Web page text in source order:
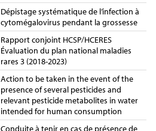
Dépistage systématique de l’infection à
cytomégalovirus pendant la grossesse
Rapport conjoint HCSP/HCERES
Évaluation du plan national maladies
rares 3 (2018-2023)
Action to be taken in the event of the
presence of several pesticides and
relevant pesticide metabolites in water
intended for human consumption
Conduite à tenir en cas de présence de